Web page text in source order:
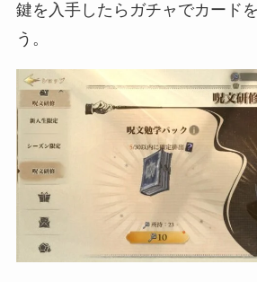
鍵を入手したらガチャでカード
う。